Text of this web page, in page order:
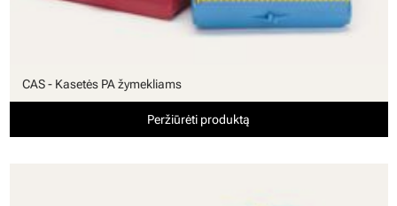
CAS - Kasetės PA žymekliams
Peržiūrėti produktą